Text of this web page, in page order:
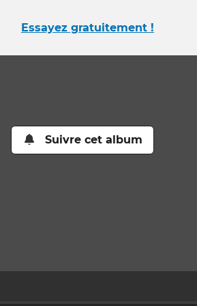
Essayez gratuitement !
Suivre cet album